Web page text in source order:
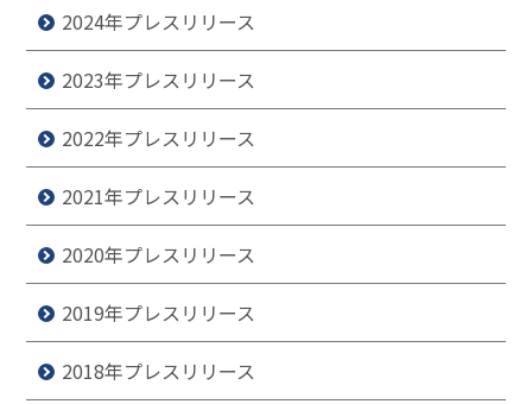
2024年プレスリリース
2023年プレスリリース
2022年プレスリリース
2021年プレスリリース
2020年プレスリリース
2019年プレスリリース
2018年プレスリリース